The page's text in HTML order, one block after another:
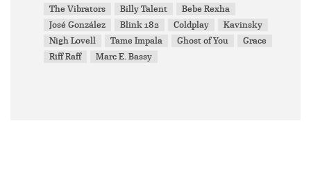
The Vibrators
Billy Talent
Bebe Rexha
José González
Blink 182 Coldplay
Kavinsky
Nigh Lovell
Tame Impala Ghost of You
Grace
Riff Raff
Marc E. Bassy